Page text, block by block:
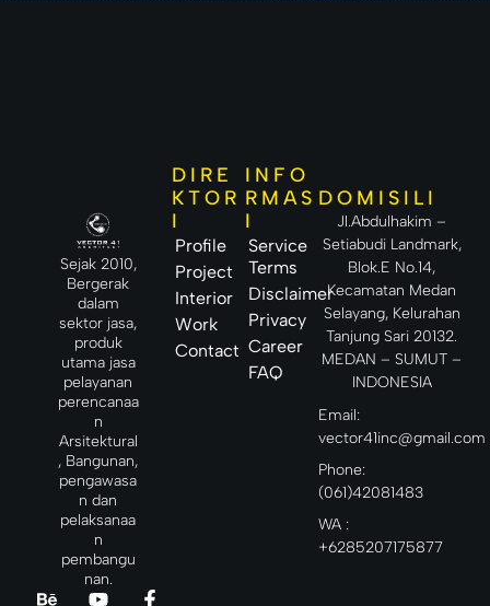
Sejak 2010,
Bergerak
dalam
sektor jasa,
produk
utama jasa
pelayanan
perencanaa
n
Arsitektural
, Bangunan,
pengawasa
n dan
pelaksanaa
n
pembangu
nan.
DIRE
KTOR
I
Profile
Project
Interior
Work
Contact
INFO
RMAS
I
Service
Terms
Disclaimer
Privacy
Career
FAQ
DOMISILI
Jl.Abdulhakim –
Setiabudi Landmark,
Blok.E No.14,
Kecamatan Medan
Selayang, Kelurahan
Tanjung Sari 20132.
MEDAN – SUMUT –
INDONESIA
Email:
vector41inc@gmail.com
Phone:
(061)42081483
WA :
+6285207175877